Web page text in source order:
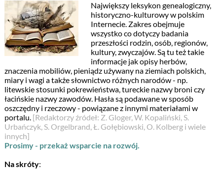
Największy leksykon genealogiczny,
historyczno-kulturowy w polskim
Internecie. Zakres obejmuje
wszystko co dotyczy badania
przeszłości rodzin, osób, regionów,
kultury, zwyczajów. Są tu też takie
informacje jak opisy herbów,
znaczenia mobiliów, pieniądz używany na ziemiach polskich,
miary i wagi a także słownictwo różnych narodów - np.
litewskie stosunki pokrewieństwa, tureckie nazwy broni czy
łacińskie nazwy zawodów. Hasła są podawane w sposób
oszczędny i rzeczowy - powiązane z innymi materiałami w
portalu. [Redaktorzy źródeł: Z. Gloger, W. Kopaliński, S.
Urbańczyk, S. Orgelbrand, Ł. Gołębiowski, O. Kolberg i wiele
innych]
Prosimy - przekaż wsparcie na rozwój.
Na skróty: